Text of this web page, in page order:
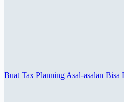
Buat Tax Planning Asal-asalan Bisa